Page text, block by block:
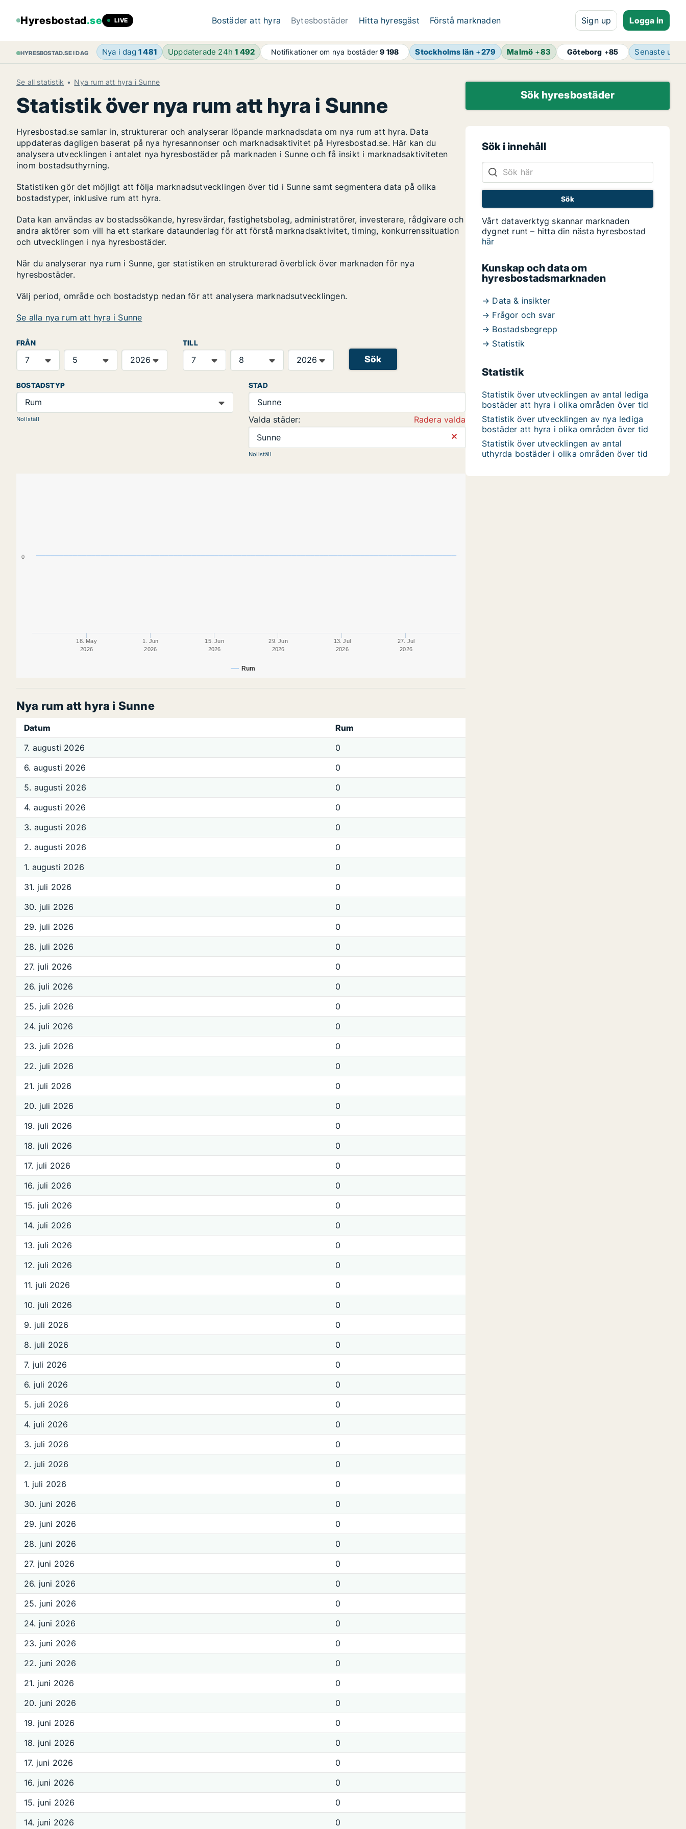
Hyresbostad.se LIVE Bostäder att hyra Bytesbostäder Hitta hyresgäst Förstå marknaden Sign up Logga in
HYRESBOSTAD.SE I DAG Nya i dag 1 481 Uppdaterade 24h1 492 Notifikationer om nya bostäder9 198 Stockholms län +279 Malmö +83 Göteborg +85 Senaste
Se all statistik Nya rum att hyra i Sunne
Statistik över nya rum att hyra i Sunne
Hyresbostad.se samlar in, strukturerar och analyserar löpande marknadsdata om nya rum att hyra. Data
uppdateras dagligen baserat på nya hyresannonser och marknadsaktivitet på Hyresbostad.se. Här kan du
analysera utvecklingen i antalet nya hyresbostäder på marknaden i Sunne och få insikt i marknadsaktiviteten
inom bostadsuthyrning.
Statistiken gör det möjligt att följa marknadsutvecklingen över tid i Sunne samt segmentera data på olika
bostadstyper, inklusive rum att hyra.
Data kan användas av bostadssökande, hyresvärdar, fastighetsbolag, administratörer, investerare, rådgivare och
andra aktörer som vill ha ett starkare dataunderlag för att förstå marknadsaktivitet, timing, konkurrenssituation
och utvecklingen i nya hyresbostäder.
När du analyserar nya rum i Sunne, ger statistiken en strukturerad överblick över marknaden för nya
hyresbostäder.
Välj period, område och bostadstyp nedan för att analysera marknadsutvecklingen.
Se alla nya rum att hyra i Sunne
FRÅN TILL
Sök
BOSTADSTYP
Rum
Nollställ
STAD
Sunne
Valda städer:
Radera valda
Sunne
⨯
Nollställ
Rum
18. May
2026
1. Jun
2026
15. Jun
2026
29. Jun
2026
13. Jul
2026
27. Jul
2026
0
Nya rum att hyra i Sunne
Datum
Rum
7. augusti 2026
0
6. augusti 2026
0
5. augusti 2026
0
4. augusti 2026
0
3. augusti 2026
0
2. augusti 2026
0
1. augusti 2026
0
31. juli 2026
0
30. juli 2026
0
29. juli 2026
0
28. juli 2026
0
27. juli 2026
0
26. juli 2026
0
25. juli 2026
0
24. juli 2026
0
23. juli 2026
0
22. juli 2026
0
21. juli 2026
0
20. juli 2026
0
19. juli 2026
0
18. juli 2026
0
17. juli 2026
0
16. juli 2026
0
15. juli 2026
0
14. juli 2026
0
13. juli 2026
0
12. juli 2026
0
11. juli 2026
0
10. juli 2026
0
9. juli 2026
0
8. juli 2026
0
7. juli 2026
0
6. juli 2026
0
5. juli 2026
0
4. juli 2026
0
3. juli 2026
0
2. juli 2026
0
1. juli 2026
0
30. juni 2026
0
29. juni 2026
0
28. juni 2026
0
27. juni 2026
0
26. juni 2026
0
25. juni 2026
0
24. juni 2026
0
23. juni 2026
0
22. juni 2026
0
21. juni 2026
0
20. juni 2026
0
19. juni 2026
0
18. juni 2026
0
17. juni 2026
0
16. juni 2026
0
15. juni 2026
0
14. juni 2026
0
Sök hyresbostäder
Sök i innehåll
Vårt dataverktyg skannar marknaden
dygnet runt – hitta din nästa hyresbostad
här
Kunskap och data om
hyresbostadsmarknaden
→ Data & insikter
→ Frågor och svar
→ Bostadsbegrepp
→ Statistik
Statistik
Statistik över utvecklingen av antal lediga
bostäder att hyra i olika områden över tid
Statistik över utvecklingen av nya lediga
bostäder att hyra i olika områden över tid
Statistik över utvecklingen av antal
uthyrda bostäder i olika områden över tid